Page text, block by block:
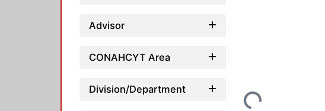
Advisor
CONAHCYT Area
Division/Department Loading...